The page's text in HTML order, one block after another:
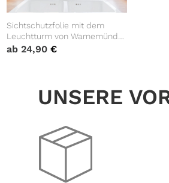
Sichtschutzfolie mit dem
Leuchtturm von Warnemünde
und Segelbooten auf der
ab24,90€
UNSERE